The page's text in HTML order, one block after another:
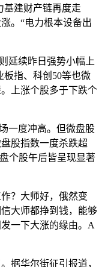
基建财产链再度走
。“电力根本设备出
续昨日强势小幅上
板指、科创50等也微
上涨个股多于下跌个
度冲高。但微盘股
股指数一度杀跌超
个股午后皆呈现显著
？大师好，俄然变
大师都挣到钱，能够
一下大涨的缘由。A
华尔街征引报道，